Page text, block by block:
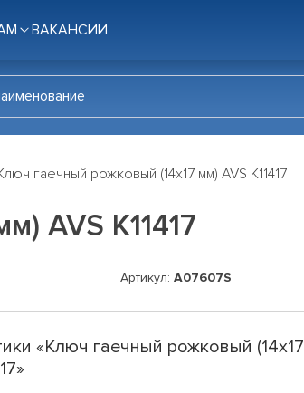
ВАКАНСИИ
гаечный рожковый (14х17 мм) AVS K11417
AVS K11417
Артикул: A07607S
«Ключ гаечный рожковый (14х17